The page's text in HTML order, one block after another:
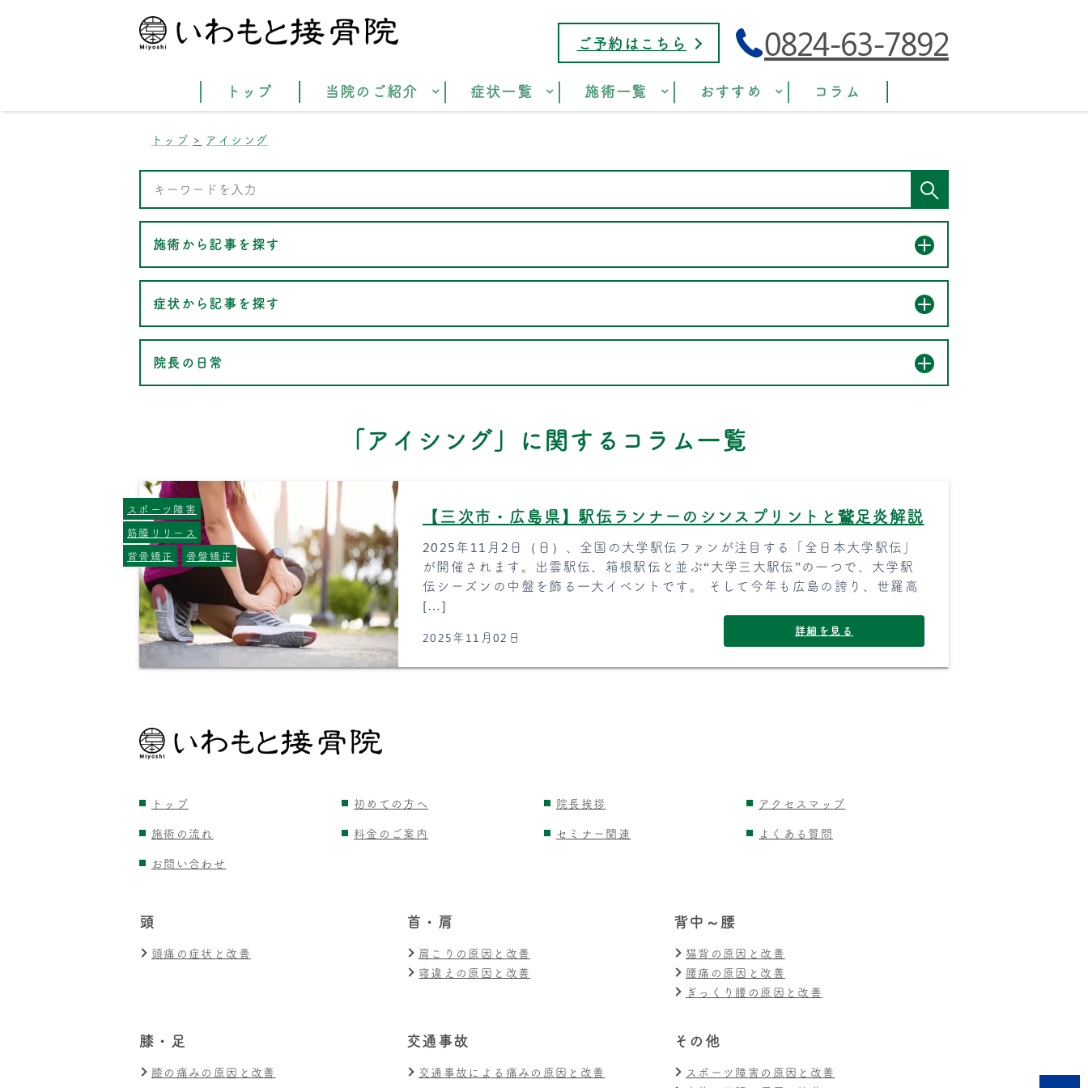
ご予約はこちら 0824-63-7892
トップ 当院のご紹介 症状一覧 施術一覧 おすすめ コラム
トップ アイシング
施術から記事を探す
症状から記事を探す
院長の日常
「アイシング」に関するコラム一覧
【三次市・広島県】駅伝ランナーのシンスプリントと鵞足炎解説
2025年11月2日（日）、全国の大学駅伝ファンが注目する「全日本大学駅伝」
が開催されます。出雲駅伝、箱根駅伝と並ぶ“大学三大駅伝”の一つで、大学駅
伝シーズンの中盤を飾る一大イベントです。 そして今年も広島の誇り、世羅高
[…]
2025年11月02日 詳細を見る
スポーツ障害
筋膜リリース
背骨矯正
骨盤矯正
トップ 初めての方へ 院長挨拶
アクセスマップ
施術の流れ
料金のご案内 セミナー関連
よくある質問
お問い合わせ
頭
頭痛の症状と改善
首・肩
肩こりの原因と改善
寝違えの原因と改善
背中～腰
猫背の原因と改善
腰痛の原因と改善
ぎっくり腰の原因と改善
膝・足
膝の痛みの原因と改善
交通事故
交通事故による痛みの原因と改善
その他
スポーツ障害の原因と改善